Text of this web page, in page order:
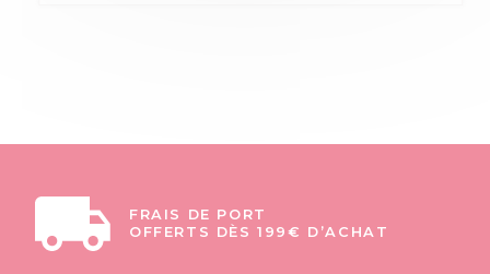
FRAIS DE PORT
OFFERTS DÈS 199€ D’ACHAT